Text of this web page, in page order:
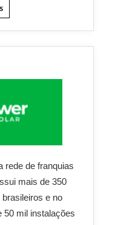
rede de franquias
mais de 350
e no
50 mil instalações